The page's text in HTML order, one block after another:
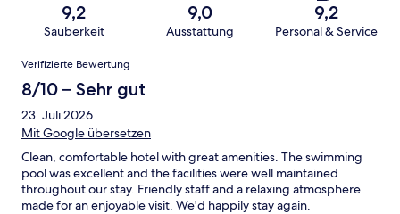
9,2
Sauberkeit
9,0
Ausstattung
9,2
Personal & Service
Bewertungen
Verifizierte Bewertung
8/10 – Sehr gut
23. Juli 2026
Mit Google übersetzen
Clean, comfortable hotel with great amenities. The swimming
pool was excellent and the facilities were well maintained
throughout our stay. Friendly staff and a relaxing atmosphere
made for an enjoyable visit. We'd happily stay again.